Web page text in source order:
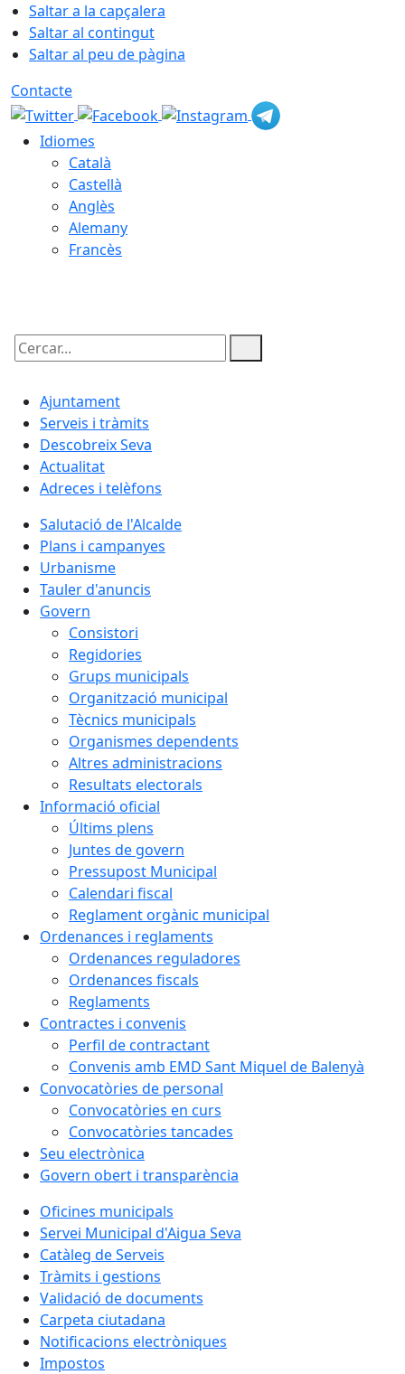
Saltar a la capçalera
Saltar al contingut
Saltar al peu de pàgina
Contacte
Idiomes
Català
Castellà
Anglès
Alemany
Francès
Cercar:
Ajuntament
Serveis i tràmits
Descobreix Seva
Actualitat
Adreces i telèfons
Salutació de l'Alcalde
Plans i campanyes
Urbanisme
Tauler d'anuncis
Govern
Consistori
Regidories
Grups municipals
Organització municipal
Tècnics municipals
Organismes dependents
Altres administracions
Resultats electorals
Informació oficial
Últims plens
Juntes de govern
Pressupost Municipal
Calendari fiscal
Reglament orgànic municipal
Ordenances i reglaments
Ordenances reguladores
Ordenances fiscals
Reglaments
Contractes i convenis
Perfil de contractant
Convenis amb EMD Sant Miquel de Balenyà
Convocatòries de personal
Convocatòries en curs
Convocatòries tancades
Seu electrònica
Govern obert i transparència
Oficines municipals
Servei Municipal d'Aigua Seva
Catàleg de Serveis
Tràmits i gestions
Validació de documents
Carpeta ciutadana
Notificacions electròniques
Impostos